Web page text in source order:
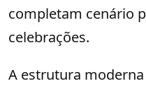
completam cenário
celebrações.
A estrutura